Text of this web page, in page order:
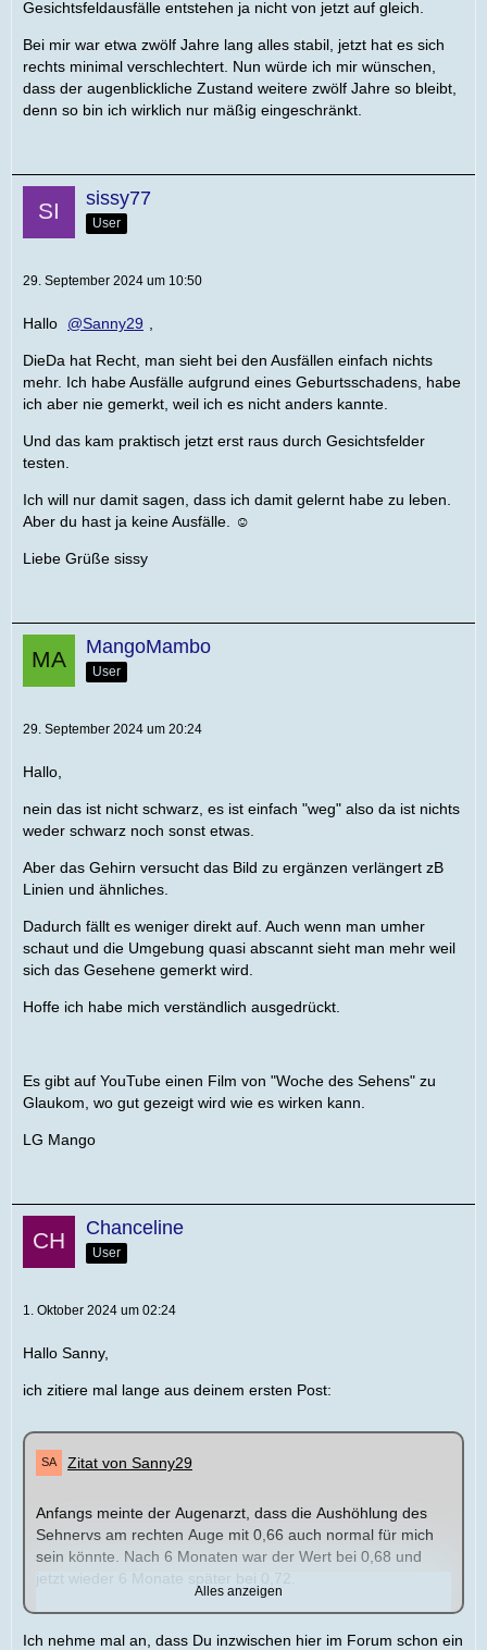
Gesichtsfeldausfälle entstehen ja nicht von jetzt auf gleich.
Bei mir war etwa zwölf Jahre lang alles stabil, jetzt hat es sich
rechts minimal verschlechtert. Nun würde ich mir wünschen,
dass der augenblickliche Zustand weitere zwölf Jahre so bleibt,
denn so bin ich wirklich nur mäßig eingeschränkt.
sissy77
User
29. September 2024 um 10:50
Hallo Sanny29
DieDa hat Recht, man sieht bei den Ausfällen einfach nichts
mehr. Ich habe Ausfälle aufgrund eines Geburtsschadens, habe
ich aber nie gemerkt, weil ich es nicht anders kannte.
Und das kam praktisch jetzt erst raus durch Gesichtsfelder
testen.
Ich will nur damit sagen, dass ich damit gelernt habe zu leben.
Aber du hast ja keine Ausfälle. ☺️
Liebe Grüße sissy
MangoMambo
User
29. September 2024 um 20:24
Hallo,
nein das ist nicht schwarz, es ist einfach "weg" also da ist nichts
weder schwarz noch sonst etwas.
Aber das Gehirn versucht das Bild zu ergänzen verlängert zB
Linien und ähnliches.
Dadurch fällt es weniger direkt auf. Auch wenn man umher
schaut und die Umgebung quasi abscannt sieht man mehr weil
sich das Gesehene gemerkt wird.
Hoffe ich habe mich verständlich ausgedrückt.
Es gibt auf YouTube einen Film von "Woche des Sehens" zu
Glaukom, wo gut gezeigt wird wie es wirken kann.
LG Mango
Chanceline
User
1. Oktober 2024 um 02:24
Hallo Sanny,
ich zitiere mal lange aus deinem ersten Post:
Zitat von Sanny29
Anfangs meinte der Augenarzt, dass die Aushöhlung des
Sehnervs am rechten Auge mit 0,66 auch normal für mich
sein könnte. Nach 6 Monaten war der Wert bei 0,68 und
Alles anzeigen
Ich nehme mal an, dass Du inzwischen hier im Forum schon ein